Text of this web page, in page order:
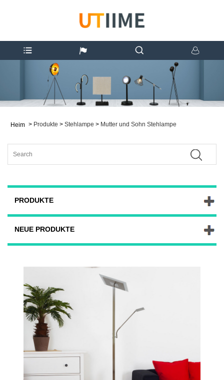
Heim > Produkte > Stehlampe > Mutter und Sohn Stehlampe
PRODUKTE
NEUE PRODUKTE